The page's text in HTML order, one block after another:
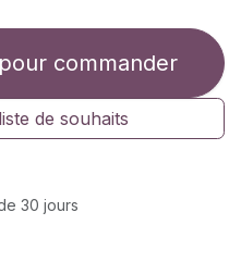
commander
de souhaits
30 jours